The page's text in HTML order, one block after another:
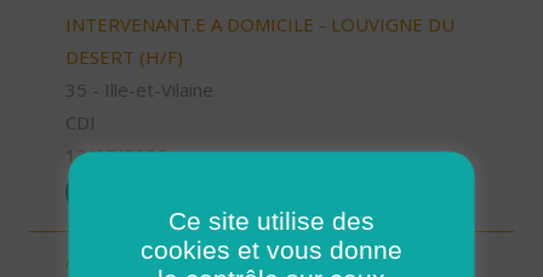
INTERVENANT.E A DOMICILE - LOUVIGNE DU
DESERT (H/F)
35 - Ille-et-Vilaine
CDI
13/07/2026
Aide à domicile Cléon d'Andran (H/F)
Ce site utilise des
cookies et vous donne